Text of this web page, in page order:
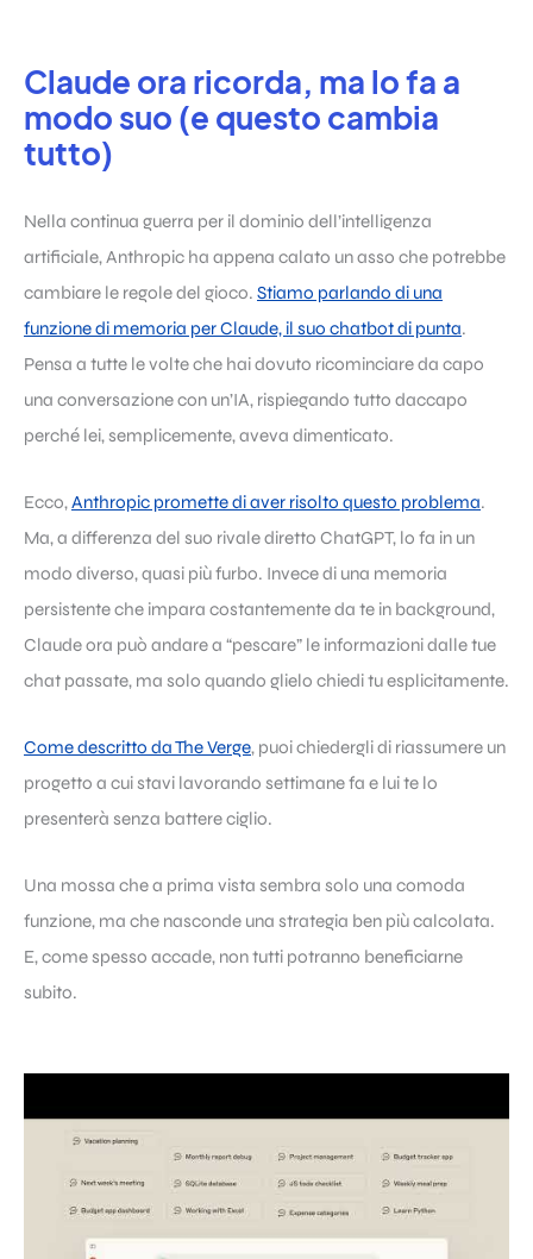
Claude ora ricorda, ma lo fa a
modo suo (e questo cambia
tutto)
Nella continua guerra per il dominio dell’intelligenza
artificiale, Anthropic ha appena calato un asso che potrebbe
cambiare le regole del gioco. Stiamo parlando di una
funzione di memoria per Claude, il suo chatbot di punta.
Pensa a tutte le volte che hai dovuto ricominciare da capo
una conversazione con un’IA, rispiegando tutto daccapo
perché lei, semplicemente, aveva dimenticato.
Ecco,Anthropic promette di aver risolto questo problema.
Ma, a differenza del suo rivale diretto ChatGPT, lo fa in un
modo diverso, quasi più furbo. Invece di una memoria
persistente che impara costantemente da te in background,
Claude ora può andare a “pescare” le informazioni dalle tue
chat passate, ma solo quando glielo chiedi tu esplicitamente.
Come descritto da The Verge, puoi chiedergli di riassumere un
progetto a cui stavi lavorando settimane fa e lui te lo
presenterà senza battere ciglio.
Una mossa che a prima vista sembra solo una comoda
funzione, ma che nasconde una strategia ben più calcolata.
E, come spesso accade, non tutti potranno beneficiarne
subito.